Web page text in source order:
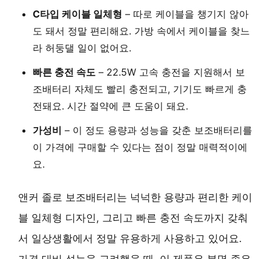
C타입 케이블 일체형 – 따로 케이블을 챙기지 않아
도 돼서 정말 편리해요. 가방 속에서 케이블을 찾느
라 허둥댈 일이 없어요.
빠른 충전 속도 – 22.5W 고속 충전을 지원해서 보
조배터리 자체도 빨리 충전되고, 기기도 빠르게 충
전돼요. 시간 절약에 큰 도움이 돼요.
가성비 – 이 정도 용량과 성능을 갖춘 보조배터리를
이 가격에 구매할 수 있다는 점이 정말 매력적이에
요.
앤커 졸로 보조배터리는 넉넉한 용량과 편리한 케이
블 일체형 디자인, 그리고 빠른 충전 속도까지 갖춰
서 일상생활에서 정말 유용하게 사용하고 있어요.